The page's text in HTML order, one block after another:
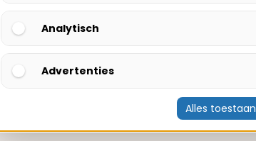
Analytisch
Advertenties
Alles toestaan